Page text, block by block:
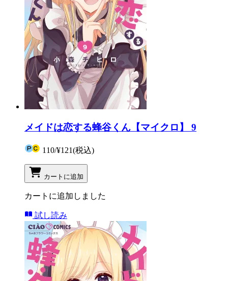
メイドは恋する蜂谷くん【マイクロ】 9
110/¥121(税込)
カートに追加
カートに追加しました
試し読み